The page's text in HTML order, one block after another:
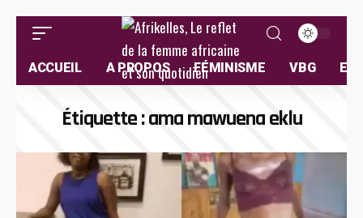
ACCUEIL A PROPOS FÉMINISME VBG
Étiquette :ama mawuena eklu